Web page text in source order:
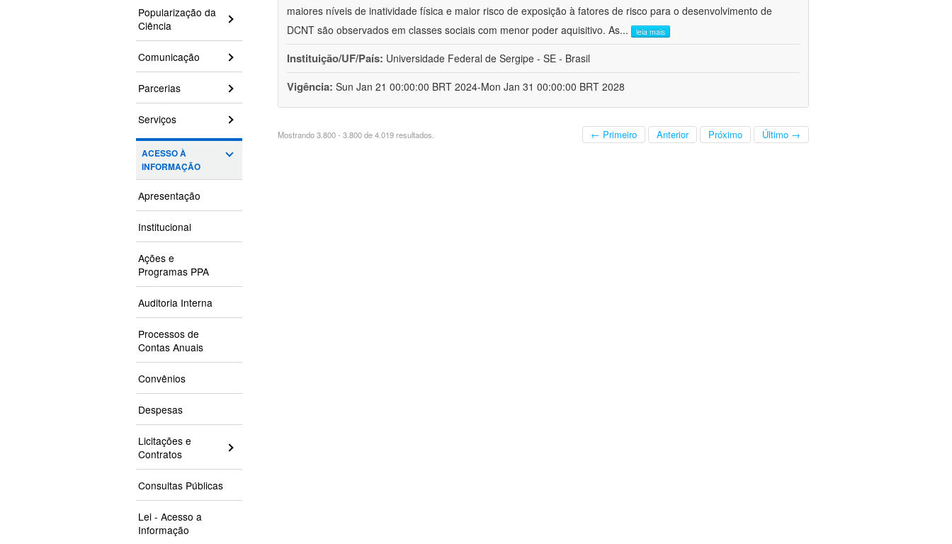
Popularização da
Ciência
Comunicação
Parcerias
Serviços
ACESSO À
INFORMAÇÃO
Apresentação
Institucional
Ações e
Programas PPA
Auditoria Interna
Processos de
Contas Anuais
Convênios
Despesas
Licitações e
Contratos
Consultas Públicas
Lei - Acesso a
Informação
maiores níveis de inatividade física e maior risco de exposição à fatores de risco para o desenvolvimento de
DCNT são observados em classes sociais com menor poder aquisitivo. As... leia mais
Instituição/UF/País: Universidade Federal de Sergipe - SE - Brasil
Vigência: Sun Jan 21 00:00:00 BRT 2024-Mon Jan 31 00:00:00 BRT 2028
Mostrando 3.800 - 3.800 de 4.019 resultados. ← Primeiro Anterior Próximo Último →